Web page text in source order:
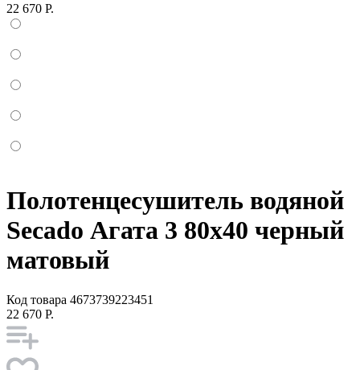
22 670 Р.
Полотенцесушитель водяной
Secado Агата 3 80x40 черный
матовый
Код товара 4673739223451
22 670 Р.